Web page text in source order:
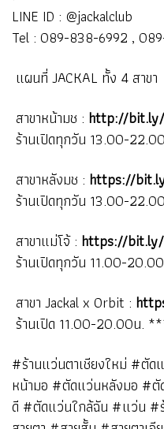
LINE ID : @jackalclub
Tel : 089-838-6992 ,
แผนที่ JACKAL ทั้ง 4 สาขา
สาขาหน้ามช : http://
ร้านเปิดทุกวัน 13.00-
สาขาหลังมช : https://
ร้านเปิดทุกวัน 13.00-
สาขาแม่โจ้ : https://bit.ly/
ร้านเปิดทุกวัน 11.00-
สาขา Jackal x Orbit :
ร้านเปิด 11.00-20.00น.
#ร้านแว่นตาเชียงใหม่ #ตั
หน้ามอ #ตัดแว่นหลังมอ #
ดี #ตัดแว่นใกล้ฉัน #แว่น #